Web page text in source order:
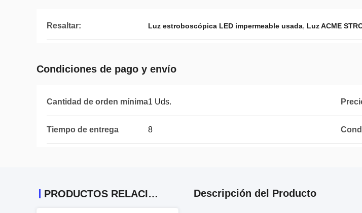
Resaltar: Luz estroboscópica LED impermeable usada, Luz ACME
Condiciones de pago y envío
Cantidad de orden mínima1 Uds.
Tiempo de entrega 8
PRODUCTOS RELACIONADOS Descripción del Producto